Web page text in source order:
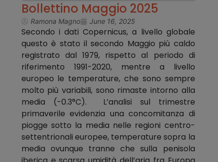
Bollettino Maggio 2025
Ramona Magno June 16, 2025
Secondo i dati Copernicus, a livello globale
questo è stato il secondo Maggio più caldo
registrato dal 1979, rispetto al periodo di
riferimento 1991-2020, mentre a livello
europeo le temperature, che sono sempre
molto più variabili, sono rimaste intorno alla
media (-0.3°C). L’analisi sul trimestre
primaverile evidenzia una concomitanza di
piogge sotto la media nelle regioni centro-
settentrionali europee, temperature sopra la
media ovunque tranne che sulla penisola